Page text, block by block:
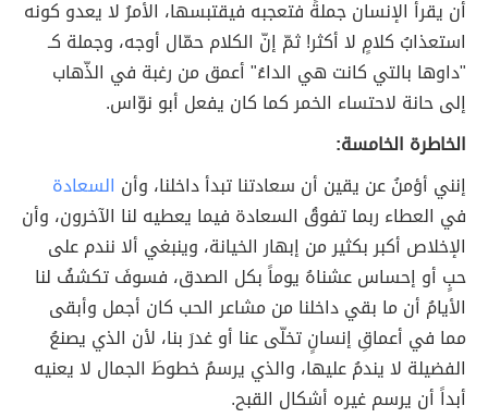
أن يقرأ الإنسان جملةً فتعجبه فيقتبسها، الأمرُ لا يعدو كونه
استعذابُ كلامٍ لا أكثر! ثمّ إنّ الكلام حمّال أوجه، وجملة كـ
"داوها بالتي كانت هي الداءُ" أعمق من رغبة في الذّهاب
إلى حانة لاحتساء الخمر كما كان يفعل أبو نوّاس.
الخاطرة الخامسة:
إنني أؤمنُ عن يقين أن سعادتنا تبدأ داخلنا، وأن السعادة
في العطاء ربما تفوقُ السعادة فيما يعطيه لنا الآخرون، وأن
الإخلاص أكبر بكثير من إبهار الخيانة، وينبغي ألا نندم على
حبٍ أو إحساس عشناهُ يوماً بكل الصدق، فسوفَ تكشفُ لنا
الأيامُ أن ما بقي داخلنا من مشاعر الحب كان أجمل وأبقى
مما في أعماقِ إنسانٍ تخلّى عنا أو غدرَ بنا، لأن الذي يصنعُ
الفضيلة لا يندمُ عليها، والذي يرسمُ خطوطَ الجمال لا يعنيه
أبداً أن يرسم غيره أشكال القبح.